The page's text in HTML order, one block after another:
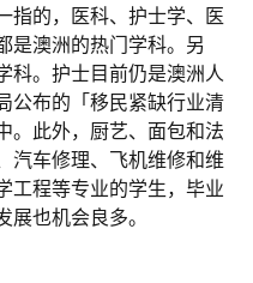
指的，医科、护士学、医
是澳洲的热门学科。另
科。护士目前仍是澳洲人
公布的「移民紧缺行业清
。此外，厨艺、面包和法
汽车修理、飞机维修和维
工程等专业的学生，毕业
也机会良多。